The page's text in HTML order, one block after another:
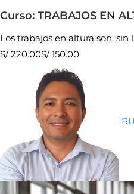
Curso: TRABAJOS EN
Los trabajos en altura son, sin
S/ 220.00S/ 150.00